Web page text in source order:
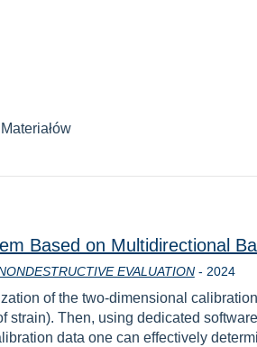
Based on Multidirectional
EVALUATION- Rok
2024
of the two-dimensional
Then, using dedicated
data one can effectively